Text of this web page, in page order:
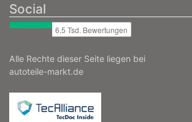
Social
Alle Rechte dieser Seite liegen bei
autoteile-markt.de